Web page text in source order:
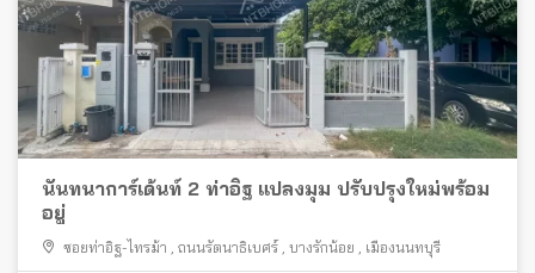
นันทนาการ์เด้นท์ 2 ท่าอิฐ แปลงมุม ปรับปรุงใหม่พร้อม
อยู่
ซอยท่าอิฐ-ไทรม้า ถนนรัตนาธิเบศร์ บางรักน้อย เมืองนนทบุรี